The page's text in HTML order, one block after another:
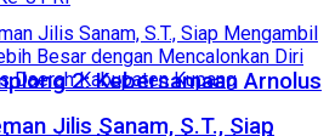
2: Kebersamaan Arnolus
Jilis Sanam, S.T., Siap